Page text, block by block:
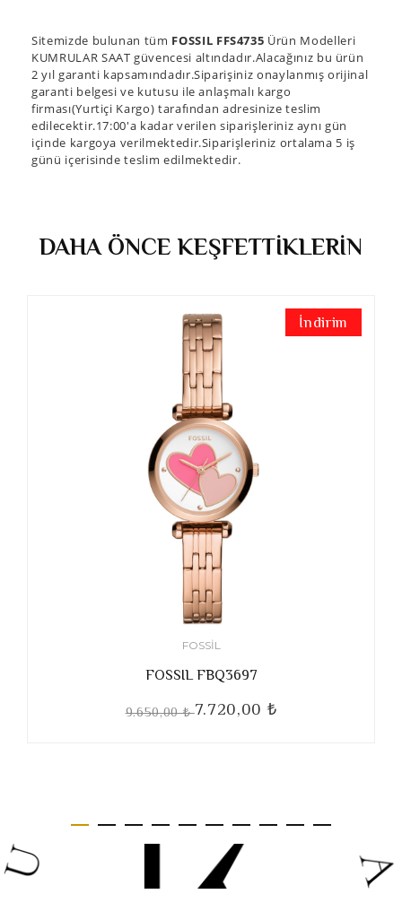
Sitemizde bulunan tüm FOSSIL FFS4735 Ürün Modelleri
KUMRULAR SAAT güvencesi altındadır.Alacağınız bu ürün
2 yıl garanti kapsamındadır.Siparişiniz onaylanmış orijinal
garanti belgesi ve kutusu ile anlaşmalı kargo
firması(Yurtiçi Kargo) tarafından adresinize teslim
edilecektir.17:00'a kadar verilen siparişleriniz aynı gün
içinde kargoya verilmektedir.Siparişleriniz ortalama 5 iş
günü içerisinde teslim edilmektedir.
DAHA ÖNCE KEŞFETTİKLERİN
İndirim
FOSSIL
FOSSIL FBQ3697
9.650,00 ₺7.720,00 ₺